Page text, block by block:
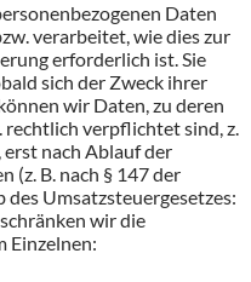
Daten
verarbeitet, wie dies zur
erforderlich ist. Sie
sich der Zweck ihrer
wir Daten, zu deren
verpflichtet sind, z.
nach Ablauf der
(z. B. nach § 147 der
Umsatzsteuergesetzes:
wir die
Einzelnen: